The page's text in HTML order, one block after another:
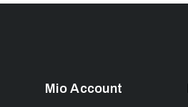
Mio Account